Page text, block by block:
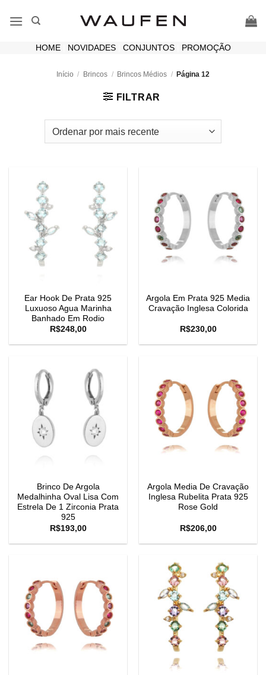
HOME| NOVIDADES| CONJUNTOS| PROMOÇÃO
Início / Brincos / Brincos Médios / Página 12
FILTRAR
Ear Hook De Prata 925
Luxuoso Agua Marinha
Banhado Em Rodio
R$248,00
Argola Em Prata 925 Media
Cravação Inglesa Colorida
R$230,00
Brinco De Argola
Medalhinha Oval Lisa Com
Estrela De 1 Zirconia Prata
925
R$193,00
Argola Media De Cravação
Inglesa Rubelita Prata 925
Rose Gold
R$206,00